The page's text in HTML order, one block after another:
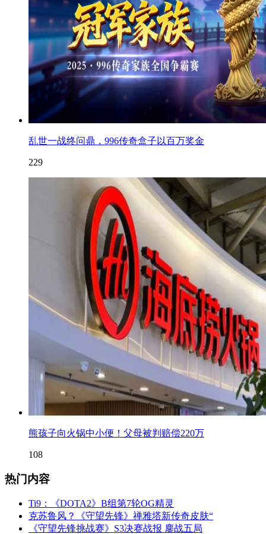
乱世一战终问鼎，996传奇盒子以百万奖金
229
熊孩子向火锅中小便！父母被判赔偿220万
108
热门内容
Ti9：《DOTA2》B组第7轮OG精灵
克苏鲁风？《守望先锋》禅雅塔新传奇皮肤“
《守望先锋挑战赛》S3决赛战报 鏖战五局